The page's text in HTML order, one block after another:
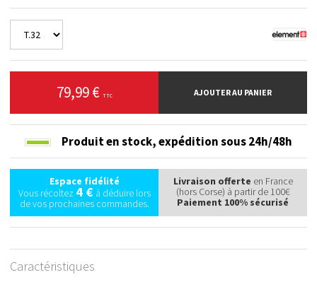
79,99 € TTC AJOUTER AU PANIER
Produit en stock,expédition sous 24h/48h
Espace fidélité
Vous récoltez 4 €à déduire lors
de vos prochaines commandes.
Livraison offerte en France
(hors Corse) à partir de 100€
Paiement 100% sécurisé
Caractéristiques